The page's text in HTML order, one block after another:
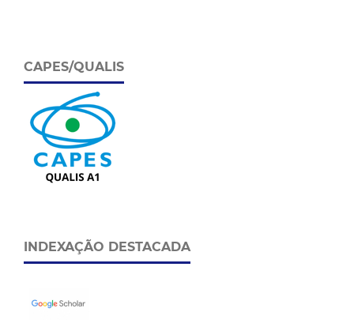
CAPES/QUALIS
INDEXAÇÃO DESTACADA